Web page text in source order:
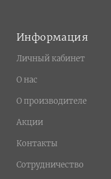
Информация
Личный кабинет
О нас
О производителе
Акции
Контакты
Сотрудничество